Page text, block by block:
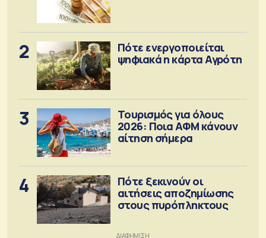
2
Πότε ενεργοποιείται
ψηφιακά η κάρτα Αγρότη
3
Τουρισμός για όλους
2026: Ποια ΑΦΜ κάνουν
αίτηση σήμερα
4
Πότε ξεκινούν οι
αιτήσεις αποζημίωσης
στους πυρόπληκτους